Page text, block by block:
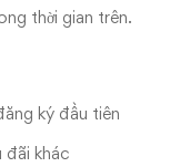
thời gian trên.
ký đầu tiên
đãi khác